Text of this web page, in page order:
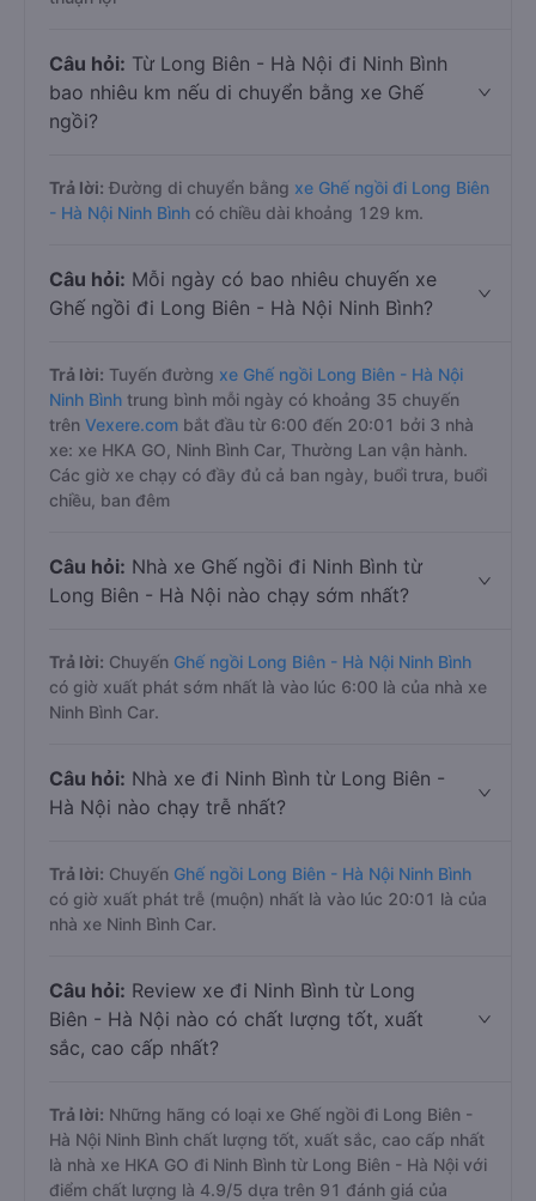
Câu hỏi: Từ Long Biên - Hà Nội đi Ninh Bình
bao nhiêu km nếu di chuyển bằng xe Ghế
ngồi?
Trả lời: Đường di chuyển bằng xe Ghế ngồi đi Long Biên
- Hà Nội Ninh Bình có chiều dài khoảng 129 km.
Câu hỏi: Mỗi ngày có bao nhiêu chuyến xe
Ghế ngồi đi Long Biên - Hà Nội Ninh Bình?
Trả lời: Tuyến đường xe Ghế ngồi Long Biên - Hà Nội
Ninh Bình trung bình mỗi ngày có khoảng 35 chuyến
trên Vexere.com bắt đầu từ 6:00 đến 20:01 bởi 3 nhà
xe: xe HKA GO, Ninh Bình Car, Thường Lan vận hành.
Các giờ xe chạy có đầy đủ cả ban ngày, buổi trưa, buổi
chiều, ban đêm
Câu hỏi: Nhà xe Ghế ngồi đi Ninh Bình từ
Long Biên - Hà Nội nào chạy sớm nhất?
Trả lời: Chuyến Ghế ngồi Long Biên - Hà Nội Ninh Bình
có giờ xuất phát sớm nhất là vào lúc 6:00 là của nhà xe
Ninh Bình Car.
Câu hỏi: Nhà xe đi Ninh Bình từ Long Biên -
Hà Nội nào chạy trễ nhất?
Trả lời: Chuyến Ghế ngồi Long Biên - Hà Nội Ninh Bình
có giờ xuất phát trễ (muộn) nhất là vào lúc 20:01 là của
nhà xe Ninh Bình Car.
Câu hỏi: Review xe đi Ninh Bình từ Long
Biên - Hà Nội nào có chất lượng tốt, xuất
sắc, cao cấp nhất?
Trả lời: Những hãng có loại xe Ghế ngồi đi Long Biên -
Hà Nội Ninh Bình chất lượng tốt, xuất sắc, cao cấp nhất
là nhà xe HKA GO đi Ninh Bình từ Long Biên - Hà Nội với
điểm chất lượng là 4.9/5 dựa trên 91 đánh giá của